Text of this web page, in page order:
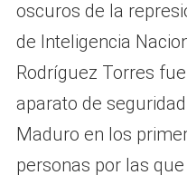
oscuros de la
de Inteligencia
Rodríguez Torres
aparato de
Maduro en los
personas por las